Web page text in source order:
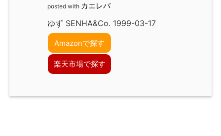
posted with カエレバ
ゆず SENHA&Co. 1999-03-17
Amazonで探す
楽天市場で探す